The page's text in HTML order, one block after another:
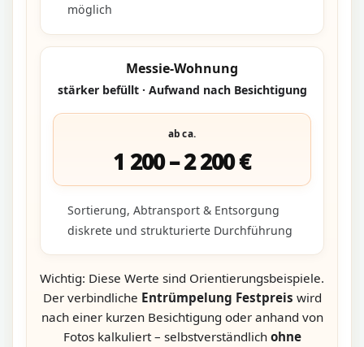
möglich
Messie-Wohnung
stärker befüllt · Aufwand nach Besichtigung
ab ca.
1 200 – 2 200 €
Sortierung, Abtransport & Entsorgung
diskrete und strukturierte Durchführung
Wichtig: Diese Werte sind Orientierungsbeispiele.
Der verbindliche Entrümpelung Festpreis wird
nach einer kurzen Besichtigung oder anhand von
Fotos kalkuliert – selbstverständlich ohne